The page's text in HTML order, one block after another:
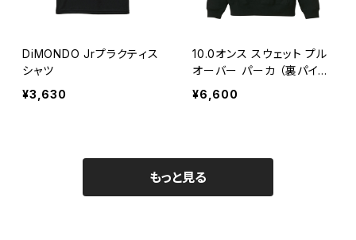
DiMONDO Jrプラクティス
シャツ
¥3,630
10.0オンス スウェット プル
オーバー パーカ （裏パイ
ル） カレッジロゴ刺繍
¥6,600
もっと見る